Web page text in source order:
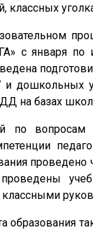
классных
с января по
на базах
по
проведено
проведены
образования